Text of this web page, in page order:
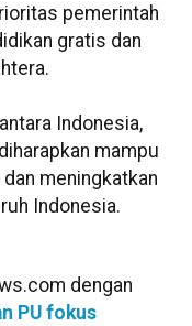
pemerintah
gratis dan
Indonesia,
mampu
meningkatkan
Indonesia.
dengan
PU fokus